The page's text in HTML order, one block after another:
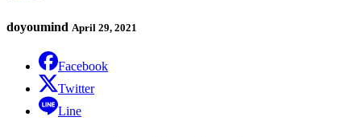
doyoumind April 29, 2021
Facebook
Twitter
Line